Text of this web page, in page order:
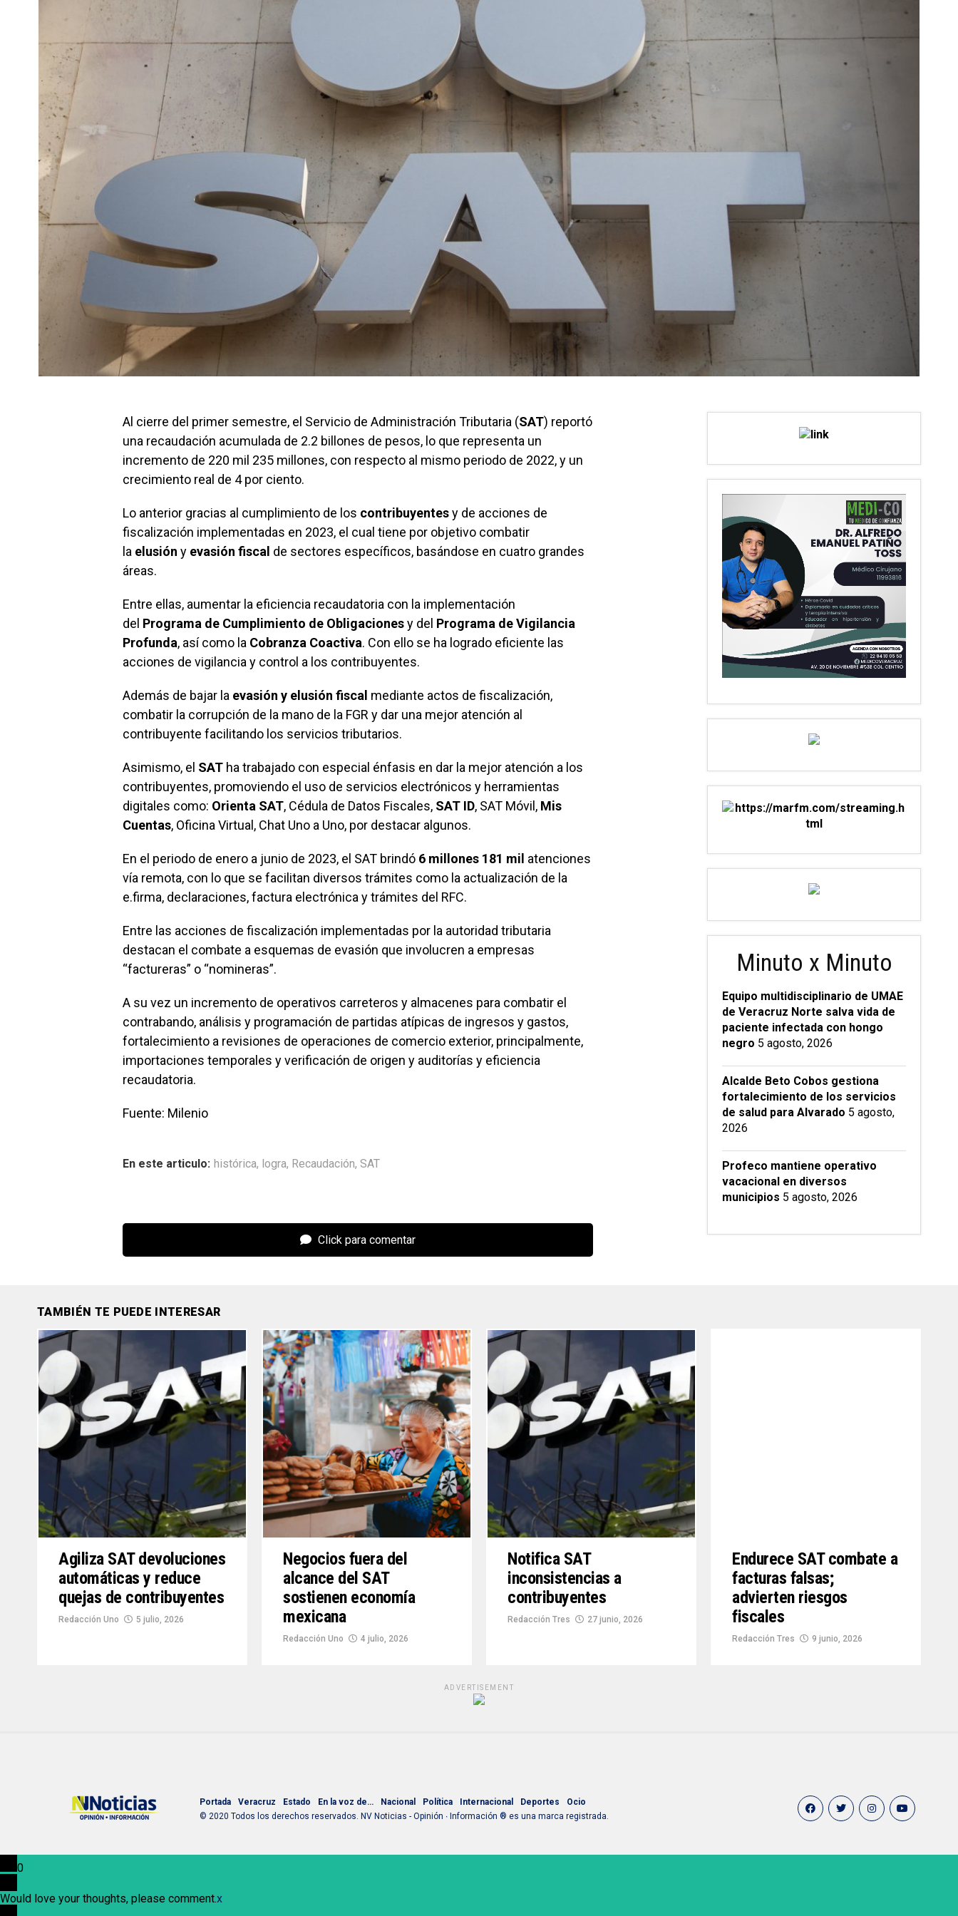
Al cierre del primer semestre, el Servicio de Administración Tributaria (SAT) reportó
una recaudación acumulada de 2.2 billones de pesos, lo que representa un
incremento de 220 mil 235 millones, con respecto al mismo periodo de 2022, y un
crecimiento real de 4 por ciento.
Lo anterior gracias al cumplimiento de los contribuyentesy de acciones de
fiscalización implementadas en 2023, el cual tiene por objetivo combatir
la elusión y evasión fiscal de sectores específicos, basándose en cuatro grandes
áreas.
Entre ellas, aumentar la eficiencia recaudatoria con la implementación
del Programa de Cumplimiento de Obligacionesy del Programa de Vigilancia
Profunda, así como la Cobranza Coactiva. Con ello se ha logrado eficiente las
acciones de vigilancia y control a los contribuyentes.
Además de bajar la evasión y elusión fiscal mediante actos de fiscalización,
combatir la corrupción de la mano de la FGR y dar una mejor atención al
contribuyente facilitando los servicios tributarios.
Asimismo, el SAT ha trabajado con especial énfasis en dar la mejor atención a los
contribuyentes, promoviendo el uso de servicios electrónicos y herramientas
digitales como: Orienta SAT, Cédula de Datos Fiscales, SAT ID, SAT Móvil, Mis
Cuentas, Oficina Virtual, Chat Uno a Uno, por destacar algunos.
En el periodo de enero a junio de 2023, el SAT brindó 6 millones 181 mil atenciones
vía remota, con lo que se facilitan diversos trámites como la actualización de la
e.firma, declaraciones, factura electrónica y trámites del RFC.
Entre las acciones de fiscalización implementadas por la autoridad tributaria
destacan el combate a esquemas de evasión que involucren a empresas
“factureras” o “nomineras”.
A su vez un incremento de operativos carreteros y almacenes para combatir el
contrabando, análisis y programación de partidas atípicas de ingresos y gastos,
fortalecimiento a revisiones de operaciones de comercio exterior, principalmente,
importaciones temporales y verificación de origen y auditorías y eficiencia
recaudatoria.
Fuente: Milenio
En este articulo: histórica, logra, Recaudación, SAT
Click para comentar
Minuto x Minuto
Equipo multidisciplinario de UMAE
de Veracruz Norte salva vida de
paciente infectada con hongo
negro 5 agosto, 2026
Alcalde Beto Cobos gestiona
fortalecimiento de los servicios
de salud para Alvarado 5 agosto,
2026
Profeco mantiene operativo
vacacional en diversos
municipios 5 agosto, 2026
TAMBIÉN TE PUEDE INTERESAR
Agiliza SAT devoluciones
automáticas y reduce
quejas de contribuyentes
Redacción Uno 5 julio, 2026
Negocios fuera del
alcance del SAT
sostienen economía
mexicana
Redacción Uno 4 julio, 2026
Notifica SAT
inconsistencias a
contribuyentes
Redacción Tres 27 junio, 2026
Endurece SAT combate a
facturas falsas;
advierten riesgos
fiscales
Redacción Tres 9 junio, 2026
ADVERTISEMENT
Portada Veracruz Estado En la voz de… Nacional Política Internacional Deportes
Ocio
© 2020 Todos los derechos reservados. NV Noticias - Opinión ∙ Información ® es una marca registrada.
0
Would love your thoughts, please comment.x